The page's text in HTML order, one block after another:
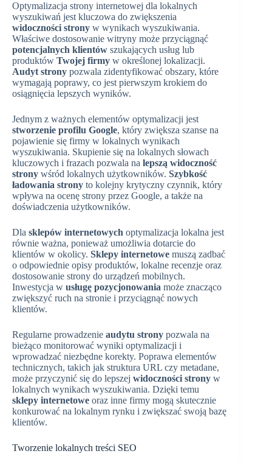
Optymalizacja strony internetowej dla lokalnych
wyszukiwań jest kluczowa do zwiększenia
widoczności strony w wynikach wyszukiwania.
Właściwe dostosowanie witryny może przyciągnąć
potencjalnych klientów szukających usług lub
produktów Twojej firmy w określonej lokalizacji.
Audyt strony pozwala zidentyfikować obszary, które
wymagają poprawy, co jest pierwszym krokiem do
osiągnięcia lepszych wyników.
Jednym z ważnych elementów optymalizacji jest
stworzenie profilu Google, który zwiększa szanse na
pojawienie się firmy w lokalnych wynikach
wyszukiwania. Skupienie się na lokalnych słowach
kluczowych i frazach pozwala na lepszą widoczność
strony wśród lokalnych użytkowników. Szybkość
ładowania strony to kolejny krytyczny czynnik, który
wpływa na ocenę strony przez Google, a także na
doświadczenia użytkowników.
Dla sklepów internetowych optymalizacja lokalna jest
równie ważna, ponieważ umożliwia dotarcie do
klientów w okolicy. Sklepy internetowe muszą zadbać
o odpowiednie opisy produktów, lokalne recenzje oraz
dostosowanie strony do urządzeń mobilnych.
Inwestycja w usługę pozycjonowania może znacząco
zwiększyć ruch na stronie i przyciągnąć nowych
klientów.
Regularne prowadzenie audytu strony pozwala na
bieżąco monitorować wyniki optymalizacji i
wprowadzać niezbędne korekty. Poprawa elementów
technicznych, takich jak struktura URL czy metadane,
może przyczynić się do lepszej widoczności strony w
lokalnych wynikach wyszukiwania. Dzięki temu
sklepy internetowe oraz inne firmy mogą skutecznie
konkurować na lokalnym rynku i zwiększać swoją bazę
klientów.
Tworzenie lokalnych treści SEO